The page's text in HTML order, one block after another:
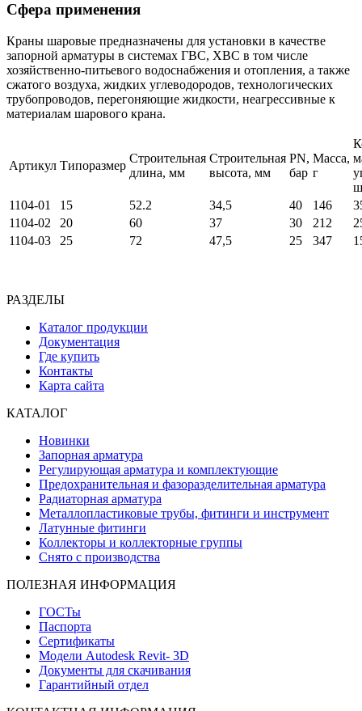
Сфера применения
Краны шаровые предназначены для установки в качестве
запорной арматуры в системах ГВС, ХВС в том числе
хозяйственно-питьевого водоснабжения и отопления, а также
сжатого воздуха, жидких углеводородов, технологических
трубопроводов, перегоняющие жидкости, неагрессивные к
материалам шарового крана.
Артикул Типоразмер
Строительная
длина, мм
Строительная
высота, мм
PN,
бар
Масса,
г
1104-01
15 52.2 34,5 40 146
1104-02
20 60 37 30 212
1104-03
25 72 47,5 25 347
РАЗДЕЛЫ
Каталог продукции
Документация
Где купить
Контакты
Карта сайта
КАТАЛОГ
Новинки
Запорная арматура
Регулирующая арматура и комплектующие
Предохранительная и фазоразделительная арматура
Радиаторная арматура
Металлопластиковые трубы, фитинги и инструмент
Латунные фитинги
Коллекторы и коллекторные группы
Снято с производства
ПОЛЕЗНАЯ ИНФОРМАЦИЯ
ГОСТы
Паспорта
Сертификаты
Модели Autodesk Revit- 3D
Документы для скачивания
Гарантийный отдел